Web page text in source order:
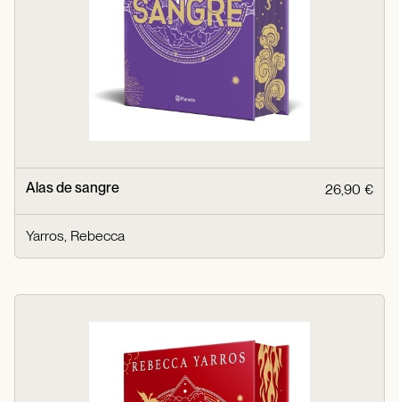
Alas de sangre 26,90 €
Yarros, Rebecca